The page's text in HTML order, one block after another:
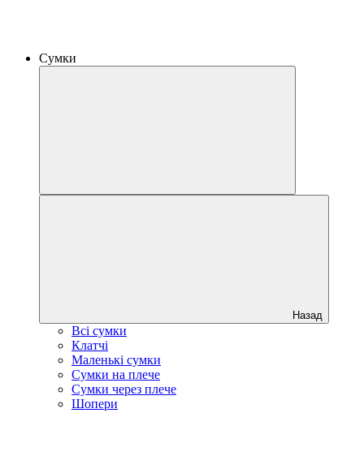
Сумки
Назад
Всі сумки
Клатчі
Маленькі сумки
Сумки на плече
Сумки через плече
Шопери